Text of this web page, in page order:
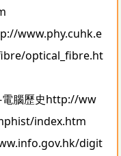
www.phy.cuhk.e
optical_fibre.ht
腦歷史http://ww
index.htm
digit